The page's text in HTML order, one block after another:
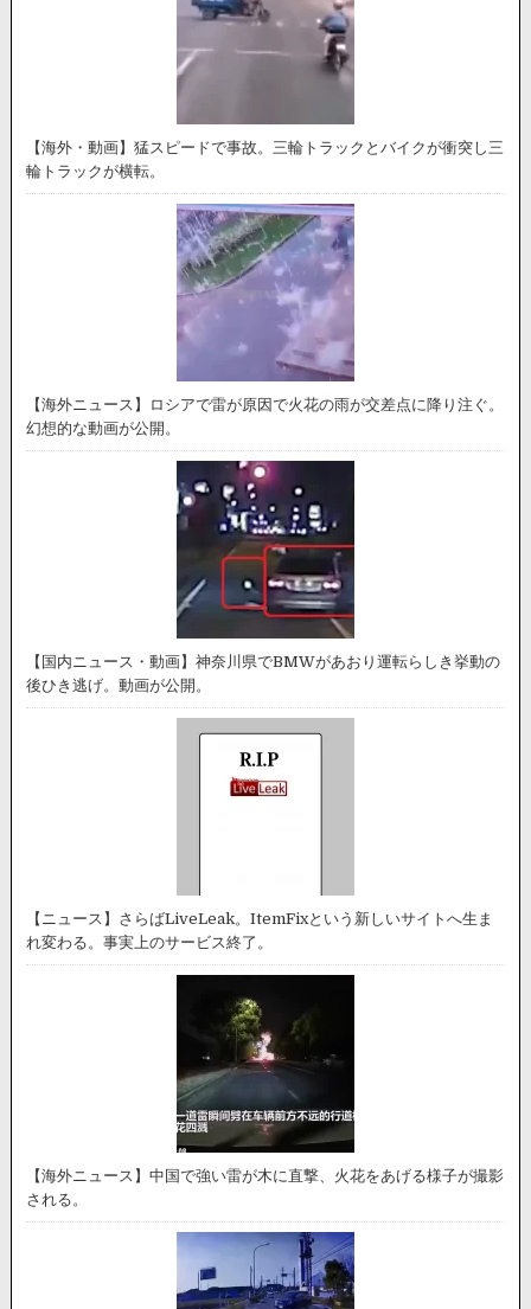
【海外・動画】猛スピードで事故。三輪トラックとバイクが衝突し三
輪トラックが横転。
【海外ニュース】ロシアで雷が原因で火花の雨が交差点に降り注ぐ。
幻想的な動画が公開。
【国内ニュース・動画】神奈川県でBMWがあおり運転らしき挙動の
後ひき逃げ。動画が公開。
【ニュース】さらばLiveLeak。ItemFixという新しいサイトへ生ま
れ変わる。事実上のサービス終了。
【海外ニュース】中国で強い雷が木に直撃、火花をあげる様子が撮影
される。